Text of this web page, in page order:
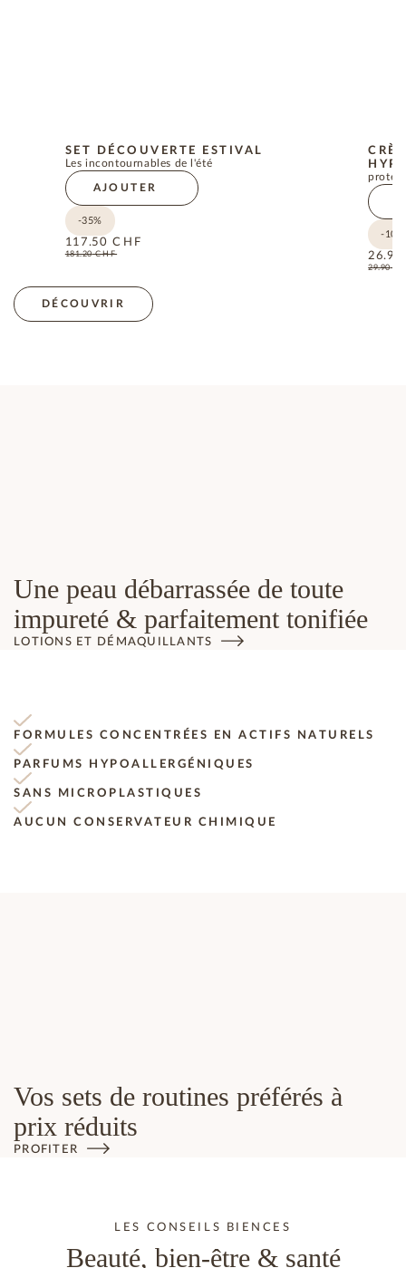
SET DÉCOUVERTE ESTIVAL
Les incontournables de l'été
AJOUTER
-35%
117.50 CHF
181.20CHF
-10%
26.90
29.90
DÉCOUVRIR
Une peau débarrassée de toute
impureté & parfaitement tonifiée
LOTIONS ET DÉMAQUILLANTS
FORMULES CONCENTRÉES EN ACTIFS NATURELS
PARFUMS HYPOALLERGÉNIQUES
SANS MICROPLASTIQUES
AUCUN CONSERVATEUR CHIMIQUE
Vos sets de routines préférés à
prix réduits
PROFITER
LES CONSEILS BIENCES
Beauté, bien-être & santé